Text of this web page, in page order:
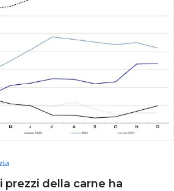
prezzi della carne ha